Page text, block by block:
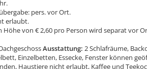
pers. vor Ort.
erlaubt.
Höhe von € 2,60 pro Person wird separat vor
Ausstattung: 2 Schlafräume,
Einzelbetten, Essecke, Fenster können
Haustiere nicht erlaubt, Kaffee und